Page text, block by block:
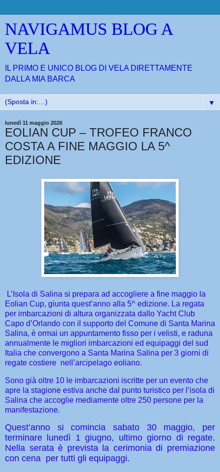
NAVIGAMUS BLOG A
VELA
IL PRIMO E UNICO BLOG DI VELA DIRETTAMENTE
DALLA MIA BARCA
▼
lunedì 11 maggio 2026
EOLIAN CUP – TROFEO FRANCO
COSTA A FINE MAGGIO LA 5^
EDIZIONE
L’Isola di Salina si prepara ad accogliere a fine maggio la
Eolian Cup, giunta quest’anno alla 5^ edizione. La regata
per imbarcazioni di altura organizzata dallo Yacht Club
Capo d’Orlando con il supporto del Comune di Santa Marina
Salina, è ormai un appuntamento fisso per i velisti, e raduna
annualmente le migliori imbarcazioni ed equipaggi del sud
Italia che convergono a Santa Marina Salina per 3 giorni di
regate costiere nell’arcipelago eoliano.
Sono già oltre 10 le imbarcazioni iscritte per un evento che
apre la stagione estiva anche dal punto turistico per l’isola di
Salina che accoglie mediamente oltre 250 persone per la
manifestazione.
Quest’anno si comincia sabato 30 maggio, per
terminare lunedì 1 giugno, ultimo giorno di regate.
Nella serata è prevista la cerimonia di premiazione
con cena per tutti gli equipaggi.